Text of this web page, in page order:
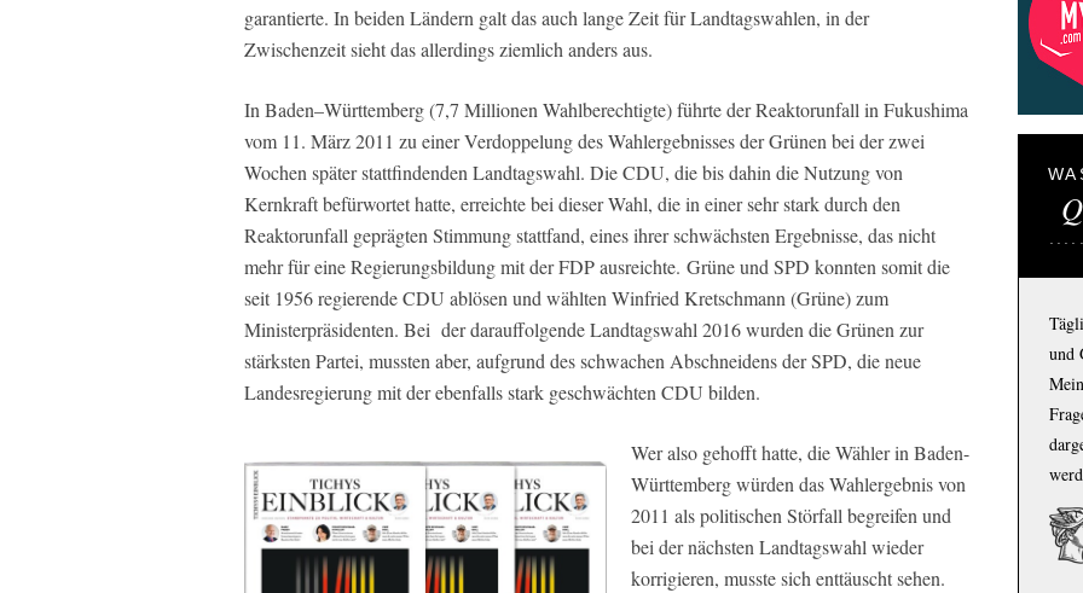
garantierte. In beiden Ländern galt das auch lange Zeit für Landtagswahlen, in der
Zwischenzeit sieht das allerdings ziemlich anders aus.
In Baden–Württemberg (7,7 Millionen Wahlberechtigte) führte der Reaktorunfall in Fukushima
vom 11. März 2011 zu einer Verdoppelung des Wahlergebnisses der Grünen bei der zwei
Wochen später stattfindenden Landtagswahl. Die CDU, die bis dahin die Nutzung von
Kernkraft befürwortet hatte, erreichte bei dieser Wahl, die in einer sehr stark durch den
Reaktorunfall geprägten Stimmung stattfand, eines ihrer schwächsten Ergebnisse, das nicht
mehr für eine Regierungsbildung mit der FDP ausreichte. Grüne und SPD konnten somit die
seit 1956 regierende CDU ablösen und wählten Winfried Kretschmann (Grüne) zum
Ministerpräsidenten. Bei der darauffolgende Landtagswahl 2016 wurden die Grünen zur
stärksten Partei, mussten aber, aufgrund des schwachen Abschneidens der SPD, die neue
Landesregierung mit der ebenfalls stark geschwächten CDU bilden.
Wer also gehofft hatte, die Wähler in Baden-
Württemberg würden das Wahlergebnis von
2011 als politischen Störfall begreifen und
bei der nächsten Landtagswahl wieder
korrigieren, musste sich enttäuscht sehen.
und